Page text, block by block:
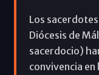
Los
Diócesis de
sacerdocio)
convivencia en